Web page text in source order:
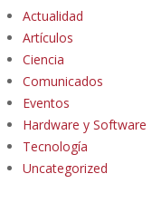
Actualidad
Artículos
Ciencia
Comunicados
Eventos
Hardware y Software
Tecnología
Uncategorized